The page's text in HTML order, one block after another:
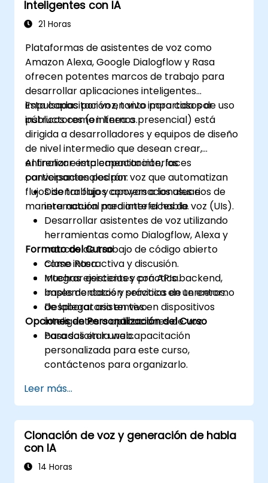
Inteligentes con IA
21 Horas
Plataformas de asistentes de voz como
Amazon Alexa, Google Dialogflow y Rasa
ofrecen potentes marcos de trabajo para
desarrollar aplicaciones inteligentes
impulsadas por voz, tanto para casos de uso
públicos como internos.
Esta capacitación en vivo impartida por
instructores (en línea o presencial) está
dirigida a desarrolladores y equipos de diseño
de nivel intermedio que desean crear,
entrenar e implementar interfaces
conversacionales por voz que automatizan
flujos de trabajo y apoyan a los usuarios de
manera natural mediante el habla.
Al finalizar esta capacitación, los
participantes podrán:
Diseñar flujos conversacionales e
interacción para interfaces de voz (UIs).
Desarrollar asistentes de voz utilizando
herramientas como Dialogflow, Alexa y
marcos de trabajo de código abierto
como Rasa.
Integrar asistentes con APIs backend,
bases de datos y servicios de terceros.
Desplegar asistentes en dispositivos
inteligentes o aplicaciones de voz
basadas en la web.
Formato del Curso
Clase interactiva y discusión.
Muchas ejercicios y práctica.
Implementación práctica en un entorno
de laboratorio en vivo.
Opciones de Personalización del Curso
Para solicitar una capacitación
personalizada para este curso,
contáctenos para organizarlo.
Leer más...
Clonación de voz y generación de habla
con IA
14 Horas